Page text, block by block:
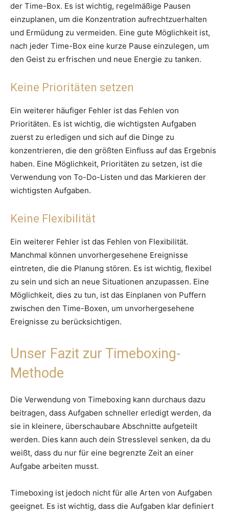
der Time-Box. Es ist wichtig, regelmäßige Pausen
einzuplanen, um die Konzentration aufrechtzuerhalten
und Ermüdung zu vermeiden. Eine gute Möglichkeit ist,
nach jeder Time-Box eine kurze Pause einzulegen, um
den Geist zu erfrischen und neue Energie zu tanken.
Keine Prioritäten setzen
Ein weiterer häufiger Fehler ist das Fehlen von
Prioritäten. Es ist wichtig, die wichtigsten Aufgaben
zuerst zu erledigen und sich auf die Dinge zu
konzentrieren, die den größten Einfluss auf das Ergebnis
haben. Eine Möglichkeit, Prioritäten zu setzen, ist die
Verwendung von To-Do-Listen und das Markieren der
wichtigsten Aufgaben.
Keine Flexibilität
Ein weiterer Fehler ist das Fehlen von Flexibilität.
Manchmal können unvorhergesehene Ereignisse
eintreten, die die Planung stören. Es ist wichtig, flexibel
zu sein und sich an neue Situationen anzupassen. Eine
Möglichkeit, dies zu tun, ist das Einplanen von Puffern
zwischen den Time-Boxen, um unvorhergesehene
Ereignisse zu berücksichtigen.
Unser Fazit zur Timeboxing-
Methode
Die Verwendung von Timeboxing kann durchaus dazu
beitragen, dass Aufgaben schneller erledigt werden, da
sie in kleinere, überschaubare Abschnitte aufgeteilt
werden. Dies kann auch dein Stresslevel senken, da du
weißt, dass du nur für eine begrenzte Zeit an einer
Aufgabe arbeiten musst.
Timeboxing ist jedoch nicht für alle Arten von Aufgaben
geeignet. Es ist wichtig, dass die Aufgaben klar definiert